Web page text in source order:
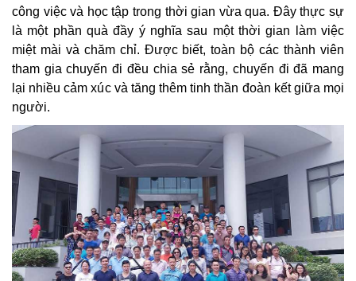
công việc và học tập trong thời gian vừa qua. Đây thực sự
là một phần quà đầy ý nghĩa sau một thời gian làm việc
miệt mài và chăm chỉ. Được biết, toàn bộ các thành viên
tham gia chuyến đi đều chia sẻ rằng, chuyến đi đã mang
lại nhiều cảm xúc và tăng thêm tinh thần đoàn kết giữa mọi
người.